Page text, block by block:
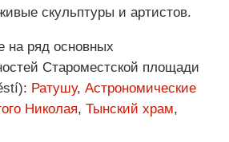
скульптуры и артистов.
на ряд основных
Староместской площади
Ратушу, Астрономические
Николая, Тынский храм,